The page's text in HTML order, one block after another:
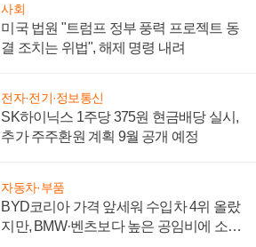
사회
미국 법원 "트럼프 정부 풍력 프로젝트 동
결 조치는 위법", 해제 명령 내려
전자·전기·정보통신
SK하이닉스 1주당 375원 현금배당 실시,
추가 주주환원 계획 9월 공개 예정
자동차·부품
BYD코리아 가격 앞세워 수입차 4위 올랐
지만, BMW·벤츠보다 높은 공임비에 소비